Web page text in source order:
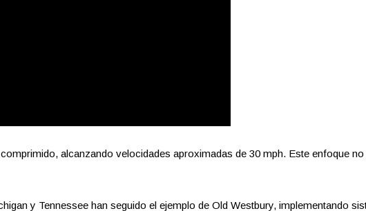
alcanzando velocidades aproximadas de 30 mph. Este enfoque
y Tennessee han seguido el ejemplo de Old Westbury, implementando